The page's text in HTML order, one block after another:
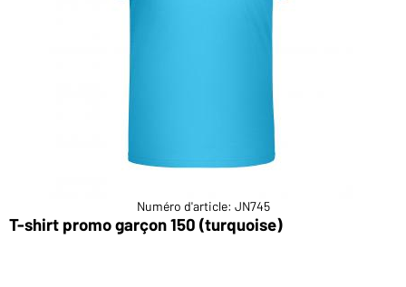
Numéro d'article: JN745
T-shirt promo garçon 150 (turquoise)